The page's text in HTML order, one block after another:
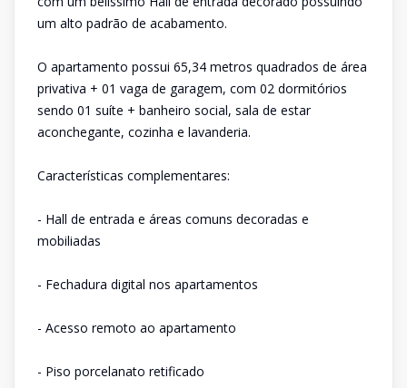
um alto padrão de acabamento.
O apartamento possui 65,34 metros quadrados de área
privativa + 01 vaga de garagem, com 02 dormitórios
sendo 01 suíte + banheiro social, sala de estar
aconchegante, cozinha e lavanderia.
Características complementares:
- Hall de entrada e áreas comuns decoradas e
mobiliadas
- Fechadura digital nos apartamentos
- Acesso remoto ao apartamento
- Piso porcelanato retificado